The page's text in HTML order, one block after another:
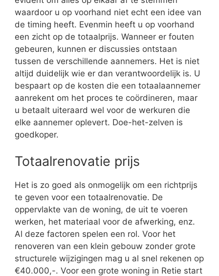
waardoor u op voorhand niet echt een idee van
de timing heeft. Evenmin heeft u op voorhand
een zicht op de totaalprijs. Wanneer er fouten
gebeuren, kunnen er discussies ontstaan
tussen de verschillende aannemers. Het is niet
altijd duidelijk wie er dan verantwoordelijk is. U
bespaart op de kosten die een totaalaannemer
aanrekent om het proces te coördineren, maar
u betaalt uiteraard wel voor de werkuren die
elke aannemer oplevert. Doe-het-zelven is
goedkoper.
Totaalrenovatie prijs
Het is zo goed als onmogelijk om een richtprijs
te geven voor een totaalrenovatie. De
oppervlakte van de woning, de uit te voeren
werken, het materiaal voor de afwerking, enz.
Al deze factoren spelen een rol. Voor het
renoveren van een klein gebouw zonder grote
structurele wijzigingen mag u al snel rekenen op
€40.000,-. Voor een grote woning in Retie start